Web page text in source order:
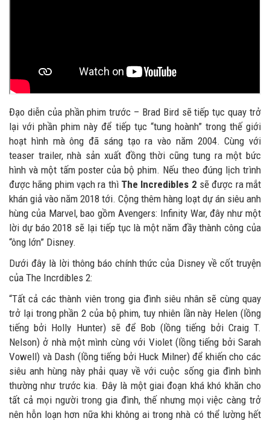
Đạo diễn của phần phim trước – Brad Bird sẽ tiếp tục quay trở
lại với phần phim này để tiếp tục “tung hoành” trong thế giới
hoạt hình mà ông đã sáng tạo ra vào năm 2004. Cùng với
teaser trailer, nhà sản xuất đồng thời cũng tung ra một bức
hình và một tấm poster của bộ phim. Nếu theo đúng lịch trình
được hãng phim vạch ra thì The Incredibles 2 sẽ được ra mắt
khán giả vào năm 2018 tới. Cộng thêm hàng loạt dự án siêu anh
hùng của Marvel, bao gồm Avengers: Infinity War, đây như một
lời dự báo 2018 sẽ lại tiếp tục là một năm đầy thành công của
“ông lớn” Disney.
Dưới đây là lời thông báo chính thức của Disney về cốt truyện
của The Incrdibles 2:
“Tất cả các thành viên trong gia đình siêu nhân sẽ cùng quay
trở lại trong phần 2 của bộ phim, tuy nhiên lần này Helen (lồng
tiếng bởi Holly Hunter) sẽ để Bob (lồng tiếng bởi Craig T.
Nelson) ở nhà một mình cùng với Violet (lồng tiếng bởi Sarah
Vowell) và Dash (lồng tiếng bởi Huck Milner) để khiến cho các
siêu anh hùng này phải quay về với cuộc sống gia đình bình
thường như trước kia. Đây là một giai đoạn khá khó khăn cho
tất cả mọi người trong gia đình, thế nhưng mọi việc càng trở
nên hỗn loạn hơn nữa khi không ai trong nhà có thể lường hết